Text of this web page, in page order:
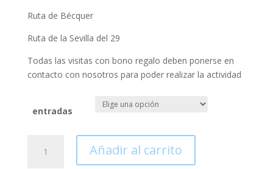
Ruta de Bécquer
Ruta de la Sevilla del 29
Todas las visitas con bono regalo deben ponerse en
contacto con nosotros para poder realizar la actividad
entradas
regalo
Añadir al carrito